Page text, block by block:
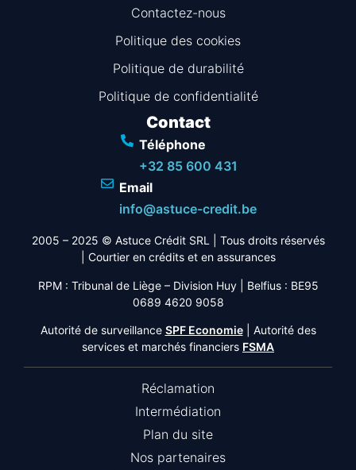
Contactez-nous
Politique des cookies
Politique de durabilité
Politique de confidentialité
Contact
Téléphone
+32 85 600 431
Email
info@astuce-credit.be
2005 – 2025 © Astuce Crédit SRL
| Tous droits réservés
Courtier en crédits et en assurances
RPM : Tribunal de Liège – Division Huy | Belfius : BE95
0689 4620 9058
Autorité de surveillance SPF Economie| Autorité des
services et marchés financiers FSMA
Réclamation
Intermédiation
Plan du site
Nos partenaires